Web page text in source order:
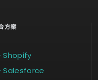
方案
Shopify
Salesforce